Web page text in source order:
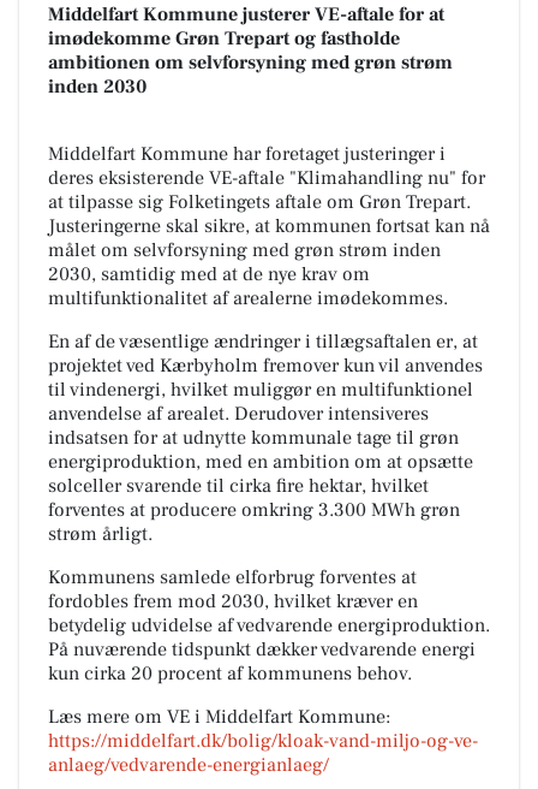
Middelfart Kommune justerer VE-aftale for at
imødekomme Grøn Trepart og fastholde
ambitionen om selvforsyning med grøn strøm
inden 2030
Middelfart Kommune har foretaget justeringer i
deres eksisterende VE-aftale "Klimahandling nu" for
at tilpasse sig Folketingets aftale om Grøn Trepart.
Justeringerne skal sikre, at kommunen fortsat kan nå
målet om selvforsyning med grøn strøm inden
2030, samtidig med at de nye krav om
multifunktionalitet af arealerne imødekommes.
En af de væsentlige ændringer i tillægsaftalen er, at
projektet ved Kærbyholm fremover kun vil anvendes
til vindenergi, hvilket muliggør en multifunktionel
anvendelse af arealet. Derudover intensiveres
indsatsen for at udnytte kommunale tage til grøn
energiproduktion, med en ambition om at opsætte
solceller svarende til cirka fire hektar, hvilket
forventes at producere omkring 3.300 MWh grøn
strøm årligt.
Kommunens samlede elforbrug forventes at
fordobles frem mod 2030, hvilket kræver en
betydelig udvidelse af vedvarende energiproduktion.
På nuværende tidspunkt dækker vedvarende energi
kun cirka 20 procent af kommunens behov.
Læs mere om VE i Middelfart Kommune:
https://middelfart.dk/bolig/kloak-vand-miljo-og-ve-
anlaeg/vedvarende-energianlaeg/